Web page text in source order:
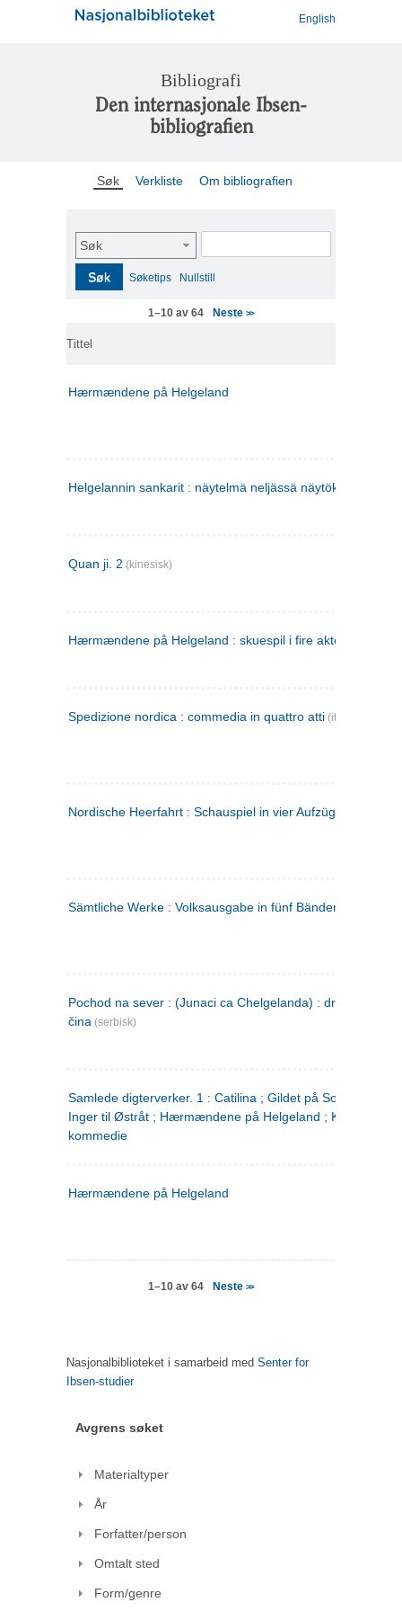
English
Bibliografi
Den internasjonale Ibsen-
bibliografien
Søk Verkliste Om bibliografien
Søk
Søk Søketips Nullstill
1–10 av 64 Neste>>
Tittel
Hærmændene på Helgeland
Helgelannin sankarit : näytelmä neljässä näytöksessä
Quan ji. 2 (kinesisk)
Hærmændene på Helgeland : skuespil i fire akter
Spedizione nordica : commedia in quattro atti (italiensk)
Nordische Heerfahrt : Schauspiel in vier Aufzügen
Sämtliche Werke : Volksausgabe in fünf Bänden
Pochod na sever : (Junaci ca Chelgelanda) : drama u četiri
čina (serbisk)
Samlede digterverker. 1 : Catilina ; Gildet på Solhaug ; Fru
Inger til Østråt ; Hærmændene på Helgeland ;
kommedie
Hærmændene på Helgeland
1–10 av 64 Neste>>
Nasjonalbiblioteket i samarbeid med Senter for
Ibsen-studier
Avgrens søket
Materialtyper
År
Forfatter/person
Omtalt sted
Form/genre